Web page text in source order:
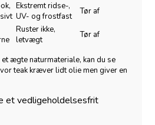
Ekstremt ridse-,
UV- og frostfast
Tør af
Ruster ikke,
letvægt
Tør af
ægte naturmateriale, kan du se
teak kræver lidt olie men giver en
et vedligeholdelsesfrit